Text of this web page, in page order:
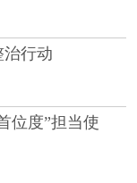
行动
位度”担当使